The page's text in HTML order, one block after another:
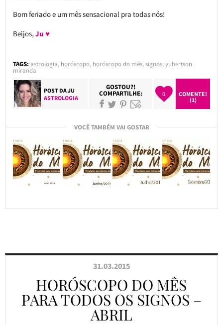
Bom feriado e um mês sensacional pra todas nós!
Beijos, Ju ♥
TAGS: astrologia, horóscopo, horóscopo do mês,signos,yubertson
miranda
POST DAJU
ASTROLOGIA
GOSTOU?!
COMPARTILHE: 0
COMENTE!
(1)
VOCÊ TAMBÉM VAI GOSTAR
31.03.2015
HORÓSCOPO DO MÊS
PARA TODOS OS SIGNOS –
ABRIL